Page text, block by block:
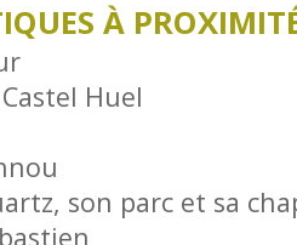
À
Huel
son parc et sa